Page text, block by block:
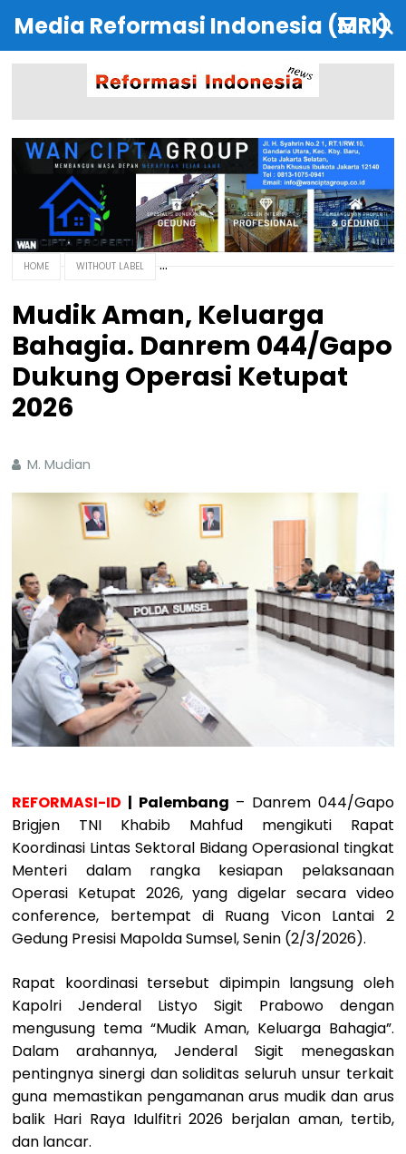
Media Reformasi Indonesia (MRI)
HOME WITHOUT LABEL
Mudik Aman, Keluarga
Bahagia. Danrem 044/Gapo
Dukung Operasi Ketupat
2026
M. Mudian
REFORMASI-ID | Palembang – Danrem 044/Gapo
Brigjen TNI Khabib Mahfud mengikuti Rapat
Koordinasi Lintas Sektoral Bidang Operasional tingkat
Menteri dalam rangka kesiapan pelaksanaan
Operasi Ketupat 2026, yang digelar secara video
conference, bertempat di Ruang Vicon Lantai 2
Gedung Presisi Mapolda Sumsel, Senin (2/3/2026).
Rapat koordinasi tersebut dipimpin langsung oleh
Kapolri Jenderal Listyo Sigit Prabowo dengan
mengusung tema “Mudik Aman, Keluarga Bahagia”.
Dalam arahannya, Jenderal Sigit menegaskan
pentingnya sinergi dan soliditas seluruh unsur terkait
guna memastikan pengamanan arus mudik dan arus
balik Hari Raya Idulfitri 2026 berjalan aman, tertib,
dan lancar.